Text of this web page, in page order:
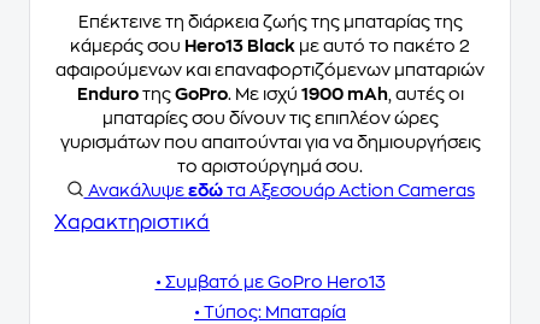
Επέκτεινε τη διάρκεια ζωής της μπαταρίας της
κάμεράς σου Hero13 Black με αυτό το πακέτο 2
αφαιρούμενων και επαναφορτιζόμενων μπαταριών
Enduroτης GoPro. Με ισχύ 1900 mAh, αυτές οι
μπαταρίες σου δίνουν τις επιπλέον ώρες
γυρισμάτων που απαιτούνται για να δημιουργήσεις
το αριστούργημά σου.
Ανακάλυψε εδώτα Αξεσουάρ Action Cameras
Χαρακτηριστικά
• Συμβατό με GoPro Hero13
• Τύπος: Μπαταρία